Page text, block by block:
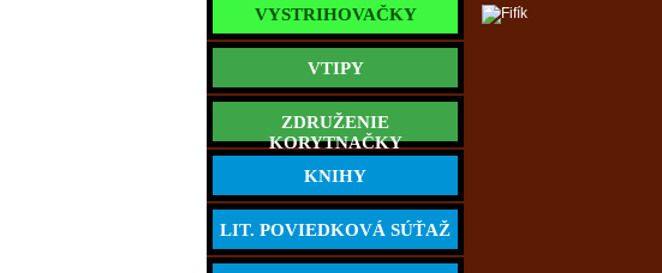
VYSTRIHOVAČKY
VTIPY
ZDRUŽENIE
KORYTNAČKY
KNIHY
LIT. POVIEDKOVÁ SÚŤAŽ